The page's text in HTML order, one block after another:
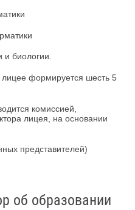
и биологии.
формируется шесть 5
комиссией,
лицея, на основании
представителей)
об образовании